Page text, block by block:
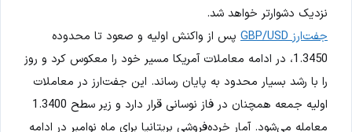
نزدیک دشوارتر خواهد شد.
جفت‌ارز GBP/USD
پس از واکنش اولیه و صعود تا محدوده
1.3450، در ادامه معاملات آمریکا مسیر خود را معکوس کرد و روز
را با رشد بسیار محدود به پایان رساند. این جفت‌ارز در معاملات
اولیه جمعه همچنان در فاز نوسانی قرار دارد و زیر سطح 1.3400
معامله می‌شود. آمار خرده‌فروشی بریتانیا برای ماه نوامبر در ادامه